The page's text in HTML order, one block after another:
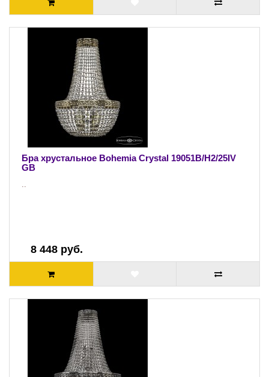
Бра хрустальное Bohemia Crystal 19051B/H2/25IV
GB
..
8 448 руб.